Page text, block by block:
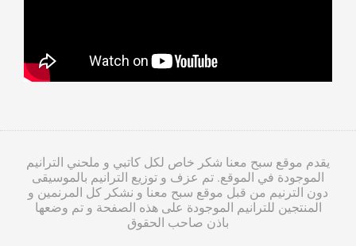
يقدم موقع سبح معنا شكر خاص لكل كاتبي و ملحني الترانيم
الموجودة في الموقع. تم عزف و توزيع الترانيم بالموسيقى
دون الترنيم من قبل موقع سبح معنا و نشكر كل المرنمين و
المنتجين للترانيم الموجودة على هذه الصفحة و تم وضعها
باذن صاحب الحقوق